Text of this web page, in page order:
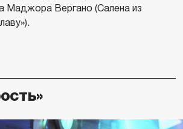
Маджора Вергано (Салена из